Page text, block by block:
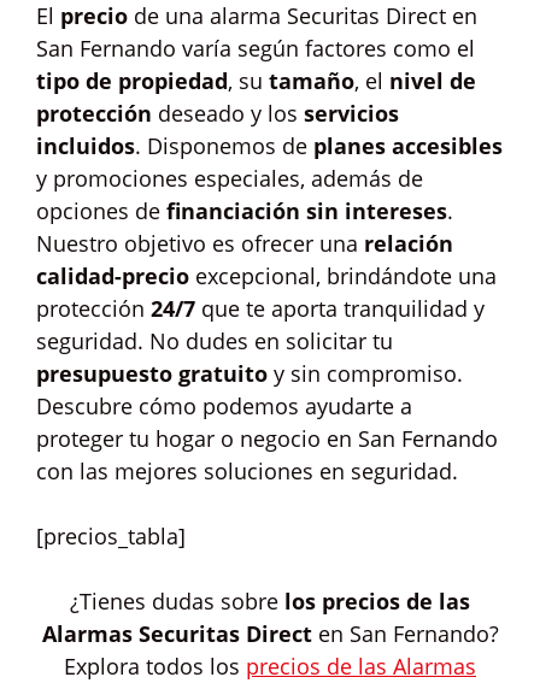
El precio de una alarma Securitas Direct en
San Fernando varía según factores como el
tipo de propiedad, su tamaño, el nivel de
protección deseado y los servicios
incluidos. Disponemos de planes accesibles
y promociones especiales, además de
opciones de financiación sin intereses.
Nuestro objetivo es ofrecer una relación
calidad-precio excepcional, brindándote una
protección 24/7 que te aporta tranquilidad y
seguridad. No dudes en solicitar tu
presupuesto gratuito y sin compromiso.
Descubre cómo podemos ayudarte a
proteger tu hogar o negocio en San Fernando
con las mejores soluciones en seguridad.
[precios_tabla]
¿Tienes dudas sobre los precios de las
Alarmas Securitas Directen San Fernando?
Explora todos los precios de las Alarmas